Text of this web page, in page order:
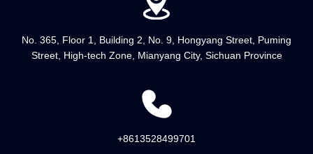
No. 365, Floor 1, Building 2, No. 9, Hongyang Street, Puming
Street, High-tech Zone, Mianyang City, Sichuan Province
+8613528499701